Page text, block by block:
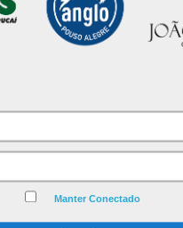
Manter Conectado